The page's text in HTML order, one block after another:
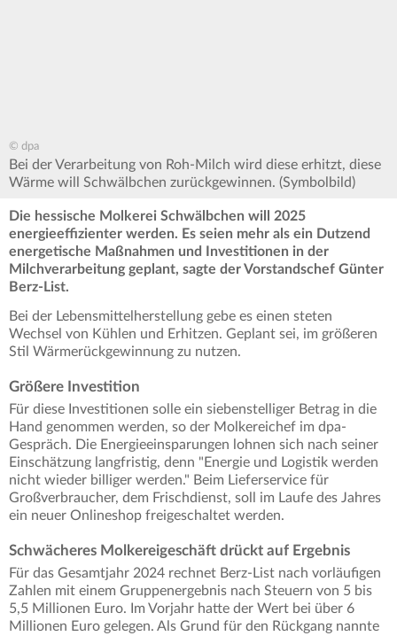
© dpa
Bei der Verarbeitung von Roh-Milch wird diese erhitzt, diese
Wärme will Schwälbchen zurückgewinnen. (Symbolbild)
Die hessische Molkerei Schwälbchen will 2025
energieeffizienter werden. Es seien mehr als ein Dutzend
energetische Maßnahmen und Investitionen in der
Milchverarbeitung geplant, sagte der Vorstandschef Günter
Berz-List.
Bei der Lebensmittelherstellung gebe es einen steten
Wechsel von Kühlen und Erhitzen. Geplant sei, im größeren
Stil Wärmerückgewinnung zu nutzen.
Größere Investition
Für diese Investitionen solle ein siebenstelliger Betrag in die
Hand genommen werden, so der Molkereichef im dpa-
Gespräch. Die Energieeinsparungen lohnen sich nach seiner
Einschätzung langfristig, denn "Energie und Logistik werden
nicht wieder billiger werden." Beim Lieferservice für
Großverbraucher, dem Frischdienst, soll im Laufe des Jahres
ein neuer Onlineshop freigeschaltet werden.
Schwächeres Molkereigeschäft drückt auf Ergebnis
Für das Gesamtjahr 2024 rechnet Berz-List nach vorläufigen
Zahlen mit einem Gruppenergebnis nach Steuern von 5 bis
5,5 Millionen Euro. Im Vorjahr hatte der Wert bei über 6
Millionen Euro gelegen. Als Grund für den Rückgang nannte